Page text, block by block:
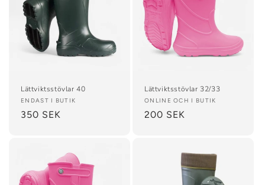
Lättviktsstövlar 40
Säljare:
ENDAST I BUTIK
Ordinarie
350 SEK
Lättviktsstövlar 32/33
Säljare:
ONLINE OCH I BUTIK
Ordinarie
200 SEK